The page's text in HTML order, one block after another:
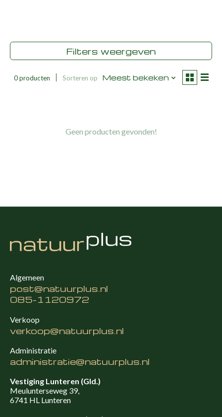
Filters weergeven
0 producten Sorteren op Meest bekeken
Geen producten gevonden!
Algemeen
post@natuurplus.nl
085-1120972
Verkoop
verkoop@natuurplus.nl
Administratie
administratie@natuurplus.nl
Vestiging Lunteren (Gld.)
Meulunterseweg 39,
6741 HL Lunteren